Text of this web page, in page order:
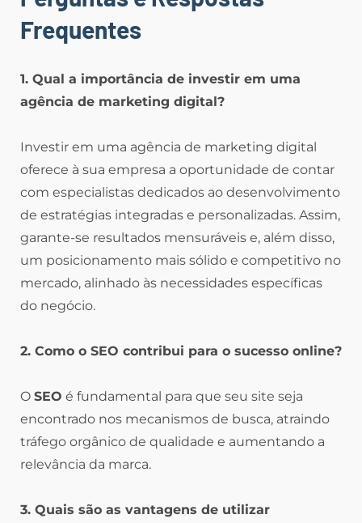
Frequentes
1. Qual a importância de investir em uma
agência de marketing digital?
Investir em uma agência de marketing digital
oferece à sua empresa a oportunidade de contar
com especialistas dedicados ao desenvolvimento
de estratégias integradas e personalizadas. Assim,
garante-se resultados mensuráveis e, além disso,
um posicionamento mais sólido e competitivo no
mercado, alinhado às necessidades específicas
do negócio.
2. Como o SEO contribui para o sucesso online?
O SEO é fundamental para que seu site seja
encontrado nos mecanismos de busca, atraindo
tráfego orgânico de qualidade e aumentando a
relevância da marca.
3. Quais são as vantagens de utilizar